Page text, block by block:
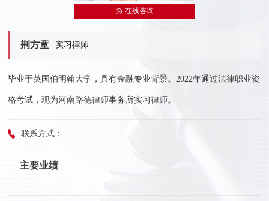
荆方童 实习律师
毕业于英国伯明翰大学，具有金融专业背景。2022年通过法律职业资
格考试，现为河南路德律师事务所实习律师。
联系方式：
主要业绩
在线咨询